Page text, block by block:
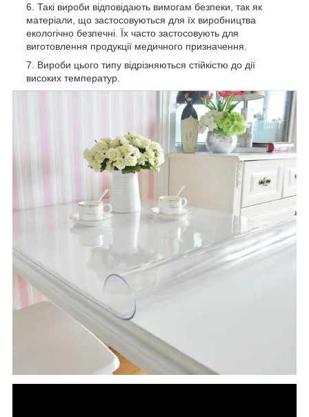
Такі вироби відповідають вимогам безпеки, так як
матеріали, що застосовуються для їх виробництва
екологічно безпечні. Їх часто застосовують для
виготовлення продукції медичного призначення.
Вироби цього типу відрізняються стійкістю до дії
високих температур.